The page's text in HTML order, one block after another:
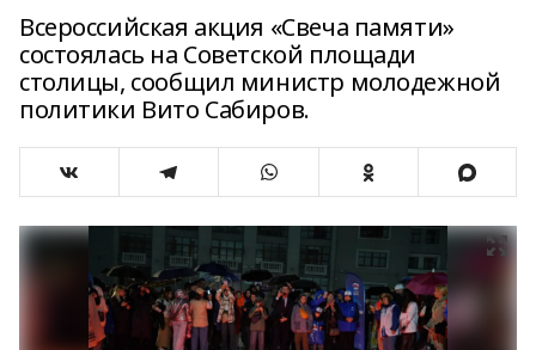
Всероссийская акция «Свеча памяти»
состоялась на Советской площади
столицы, сообщил министр молодежной
политики Вито Сабиров.